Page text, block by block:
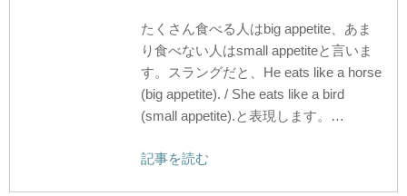
たくさん食べる人はbig appetite、あま
り食べない人はsmall appetiteと言いま
す。スラングだと、He eats like a horse
(big appetite). / She eats like a bird
(small appetite).と表現します。…
記事を読む